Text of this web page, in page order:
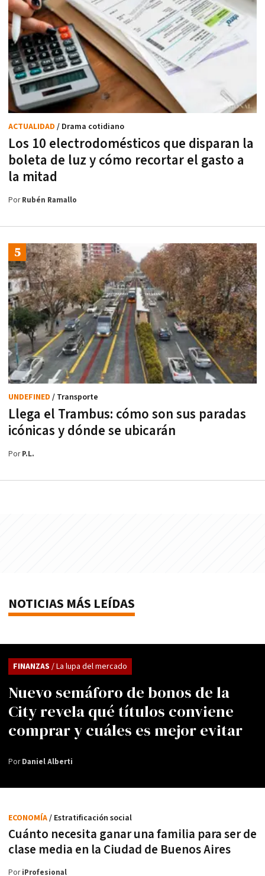
Los 10 electrodomésticos que disparan la
boleta de luz y cómo recortar el gasto a
la mitad
ACTUALIDAD / Drama cotidiano
PorRubén Ramallo
Llega el Trambus: cómo son sus paradas
icónicas y dónde se ubicarán
UNDEFINED / Transporte
PorP.L.
NOTICIAS MÁS LEÍDAS
Nuevo semáforo de bonos de la
City revela qué títulos conviene
comprar y cuáles es mejor evitar
FINANZAS / La lupa del mercado
PorDaniel Alberti
Cuánto necesita ganar una familia para ser de
clase media en la Ciudad de Buenos Aires
ECONOMÍA/ Estratificación social
PoriProfesional